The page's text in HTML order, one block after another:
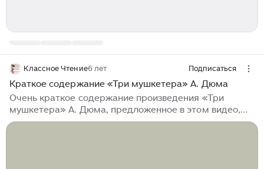
Классное Чтение6 лет Подписаться
Краткое содержание «Три мушкетера» А. Дюма
Очень краткое содержание произведения «Три
мушкетера» А. Дюма, предложенное в этом видео,
поможет вам быстро узнать или вспомнить ключевые